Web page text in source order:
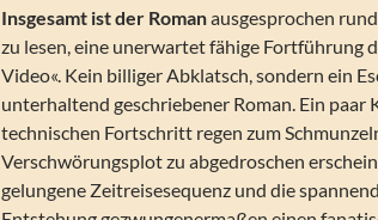
Insgesamt ist der Romanausgesprochen
zu lesen, eine unerwartet fähige Fortführung
Video«. Kein billiger Abklatsch, sondern ein
unterhaltend geschriebener Roman. Ein paar
technischen Fortschritt regen zum
Verschwörungsplot zu abgedroschen
gelungene Zeitreisesequenz und die